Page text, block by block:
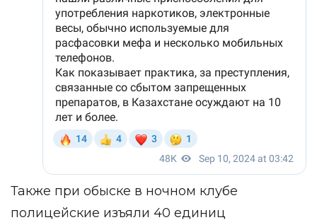
Также при обыске в ночном клубе
полицейские изъяли 40 единиц